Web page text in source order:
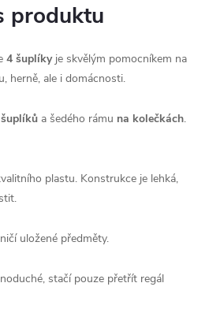
produktu
4 šuplíkyje skvělým pomocníkem na
herně, ale i domácnosti.
a šedého rámu na kolečkách.
plastu. Konstrukce je lehká,
uložené předměty.
stačí pouze přetřít regál